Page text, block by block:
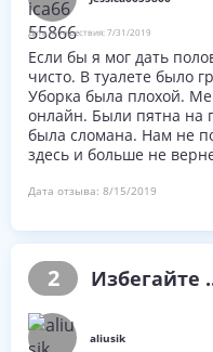
Дата путешествия:7/31/2019
Если бы я мог дать
чисто. В туалете было
Уборка была плохой.
онлайн. Были пятна на
была сломана. Нам не
здесь и больше не
Дата отзыва: 8/15/2019
2 Избегайте
aliusik